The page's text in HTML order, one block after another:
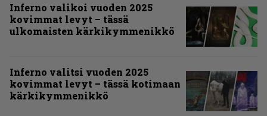
Inferno valikoi vuoden 2025
kovimmat levyt – tässä
ulkomaisten kärkikymmenikkö
Inferno valitsi vuoden 2025
kovimmat levyt – tässä kotimaan
kärkikymmenikkö